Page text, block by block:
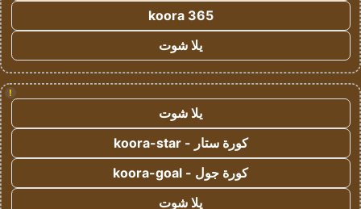
koora 365
يلا شوت
!
يلا شوت
كورة ستار - koora-star
كورة جول - koora-goal
يلا شوت